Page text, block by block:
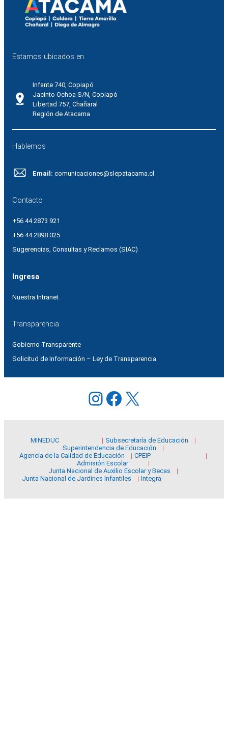
Estamos ubicados en
Infante 740, Copiapó
Jacinto Ochoa S/N, Copiapó
Libertad 757, Chañaral
Región de Atacama
Hablemos
Email: comunicaciones@slepatacama.cl
Contacto
+56 44 2873 921
+56 44 2898 025
Sugerencias, Consultas y Reclamos (SIAC)
Ingresa
Nuestra Intranet
Transparencia
Gobierno Transparente
Solicitud de Información – Ley de Transparencia
Instagram
Facebook
X
MINEDUC
Subsecretaría de Educación
Superintendencia de Educación
Agencia de la Calidad de Educación
CPEIP
Admisión Escolar
Junta Nacional de Auxilio Escolar y Becas
Junta Nacional de Jardines Infantiles
Integra